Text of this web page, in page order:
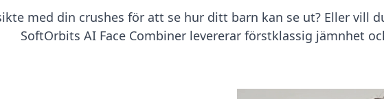
med din crushes för att se hur ditt barn kan se ut? Eller vill
SoftOrbits AI Face Combiner levererar förstklassig jämnhet